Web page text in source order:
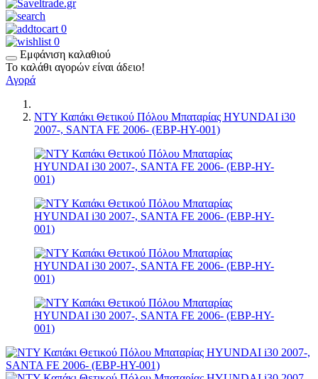
0
0
Εμφάνιση καλαθιού
Το καλάθι αγορών είναι άδειο!
Αγορά
NTY Καπάκι Θετικού Πόλου Μπαταρίας HYUNDAI i30
2007-, SANTA FE 2006- (EBP-HY-001)